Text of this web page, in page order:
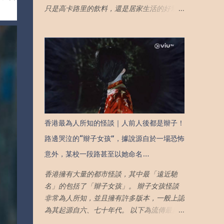
的人生） 。4. 人生最爽的不是賺許多錢，而
活與工作劃清界限，才能免於成為金錢的奴
隸，活出自己想要的人生） 。 7. 終究，我們
將學會不再勉強自己 （人生只有一次，願你
做的每個決定對得起自己，這輩子取悅自己永
遠最重要！） 8. 當心中堅定而有信念時，終
將遇到同樣堅定的愛。真愛不會拯救你，只有
自己才能拯救自己 （無論處境多糟糕，請不
要輕易失去自己的信念） 9. 生活裡的無奈，
都是許多小事堆徹出來 （成年人的崩潰往往
所以盡可能在平常日子裡把小情緒排遣出去）
10. 當人生的快樂，完全寄託於他人時，便失
去了掌控權 （當你內核不穩，你的快樂與
否，都會牽動在他人的情緒裡，這將使你寸步
難行，活得非常辛苦） 11. 其實離不離開，真
只是高卡路里的飲料，還是居家生活的好幫
銹漬 可樂絕對是家中清除銹漬的神器！金屬
物品生鏽後，可以浸泡在可樂裡，或是用可樂
擦一擦，之後再清洗擦拭表面，銹漬就不見
啦！可樂中的碳酸會跟著鐵鏽產生化學反應，
分解鐵鏽顆粒，就能除掉生鏽的部分，變得閃
閃發光！使用可樂與牙膏混合，效果會更明
顯，快速又方便的辦法，要學起來！ 清除廚
具焦 相信很多人都會面對這個問題，烹調食
物的鍋子的底部總會有沾著烹調後留下的燒焦
物質。就算用洗碗精用力擦，也非常難以清
沸，放置大約一個小時候，再像平常一樣洗鍋
子，你會發現這些頑固的燒焦物質會變得很容
易清洗乾淨。 清潔馬桶 除了清除銹漬，還可
以幫忙清潔廁所污漬！大家都知道廁所地板磁
香港最為人所知的怪談｜人前人後都是辮子！
路邊哭泣的“辮子女孩”，據說源自於一場恐怖
意外，某校一段路甚至以她命名…
香港擁有大量的都市怪談，其中最「遠近馳
名」的包括了「辮子女孩」。 辮子女孩怪談
非常為人所知，並且擁有許多版本，一般上認
為其起源自六、七十年代。 以下為流傳最廣